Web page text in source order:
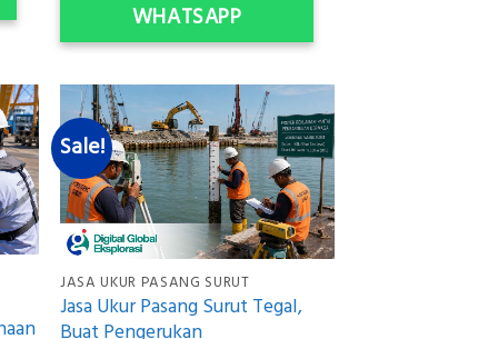
WHATSAPP
Sale!
JASA UKUR PASANG SURUT
Jasa Ukur Pasang Surut Tegal,
Buat Pengerukan